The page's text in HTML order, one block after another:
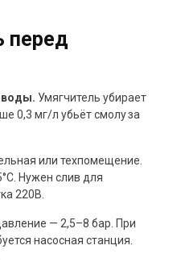
перед
воды. Умягчитель убирает
0,3 мг/л убьёт смолу за
или техпомещение.
Нужен слив для
220В.
— 2,5–8 бар. При
насосная станция.